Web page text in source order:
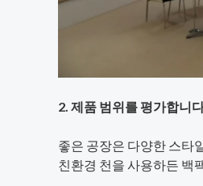
2. 제품 범위를 평가합니
좋은 공장은 다양한 스타
친환경 천을 사용하든 백